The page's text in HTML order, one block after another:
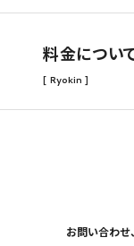
料金につい
[ Ryokin ]
お問い合わせ